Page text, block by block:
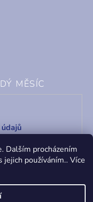
Dalším procházením
používáním.. Více
MĚSÍC